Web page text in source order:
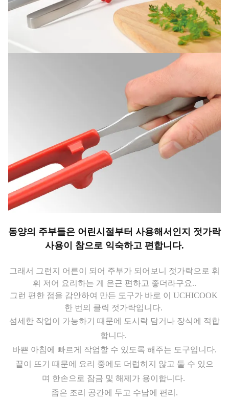
동양의 주부들은 어린시절부터 사용해서인지 젓가락
사용이 참으로 익숙하고 편합니다.
그래서 그런지 어른이 되어 주부가 되어보니 젓가락으로 휘
휘 저어 요리하는 게 은근 편하고 좋더라구요..
그런 편한 점을 감안하여 만든 도구가 바로 이 UCHICOOK
한 번의 클릭 젓가락입니다.
섬세한 작업이 가능하기 때문에 도시락 담거나 장식에 적합
합니다.
바쁜 아침에 빠르게 작업할 수 있도록 해주는 도구입니다.
끝이 뜨기 때문에 요리 중에도 더럽히지 않고 둘 수 있으
며 한손으로 잠금 및 해제가 용이합니다.
좁은 조리 공간에 두고 수납에 편리.